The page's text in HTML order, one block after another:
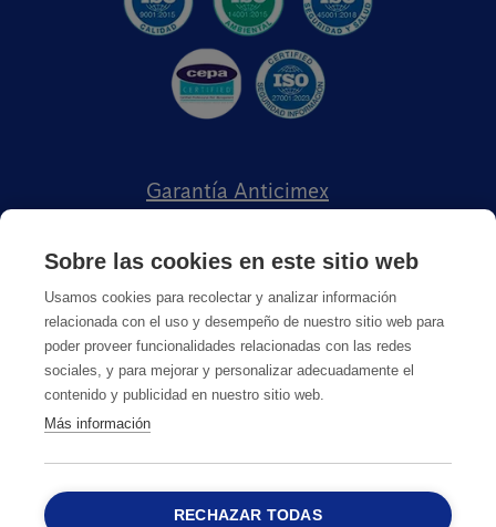
Garantía Anticimex
Política Compliance
Sobre Anticimex
Sobre las cookies en este sitio web
Usamos cookies para recolectar y analizar información
relacionada con el uso y desempeño de nuestro sitio web para
poder proveer funcionalidades relacionadas con las redes
sociales, y para mejorar y personalizar adecuadamente el
contenido y publicidad en nuestro sitio web.
Más información
RECHAZAR TODAS